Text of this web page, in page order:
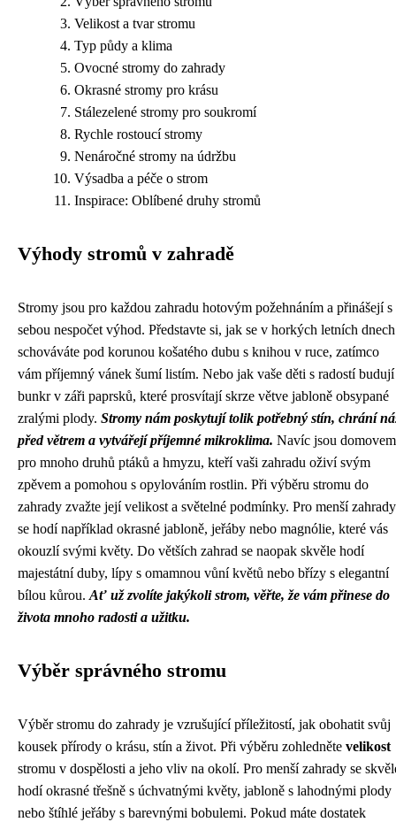
Velikost a tvar stromu
Typ půdy a klima
Ovocné stromy do zahrady
Okrasné stromy pro krásu
Stálezelené stromy pro soukromí
Rychle rostoucí stromy
Nenáročné stromy na údržbu
Výsadba a péče o strom
Inspirace: Oblíbené druhy stromů
Výhody stromů v zahradě
Stromy jsou pro každou zahradu hotovým požehnáním a přinášejí s
sebou nespočet výhod. Představte si, jak se v horkých letních dnech
schováváte pod korunou košatého dubu s knihou v ruce, zatímco
vám příjemný vánek šumí listím. Nebo jak vaše děti s radostí budují
bunkr v záři paprsků, které prosvítají skrze větve jabloně obsypané
zralými plody. Stromy nám poskytují tolik potřebný stín, chrání
před větrem a vytvářejí příjemné mikroklima. Navíc jsou domovem
pro mnoho druhů ptáků a hmyzu, kteří vaši zahradu oživí svým
zpěvem a pomohou s opylováním rostlin. Při výběru stromu do
zahrady zvažte její velikost a světelné podmínky. Pro menší zahrady
se hodí například okrasné jabloně, jeřáby nebo magnólie, které vás
okouzlí svými květy. Do větších zahrad se naopak skvěle hodí
majestátní duby, lípy s omamnou vůní květů nebo břízy s elegantní
bílou kůrou.Ať už zvolíte jakýkoli strom, věřte, že vám přinese do
života mnoho radosti a užitku.
Výběr správného stromu
Výběr stromu do zahrady je vzrušující příležitostí, jak obohatit svůj
kousek přírody o krásu, stín a život. Při výběru zohledněte velikost
stromu v dospělosti a jeho vliv na okolí. Pro menší zahrady se
hodí okrasné třešně s úchvatnými květy, jabloně s lahodnými plody
nebo štíhlé jeřáby s barevnými bobulemi. Pokud máte dostatek